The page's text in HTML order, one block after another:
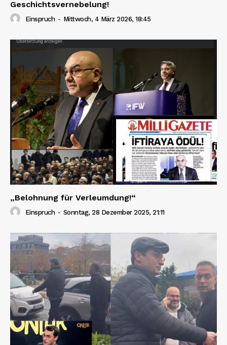
Geschichtsvernebelung!
Einspruch - Mittwoch, 4 März 2026, 18:45
„Belohnung für Verleumdung!“
Einspruch - Sonntag, 28 Dezember 2025, 21:11